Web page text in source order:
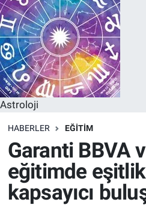
Astroloji
HABERLER EĞITIM
Garanti BBVA
eğitimde
kapsayıcı